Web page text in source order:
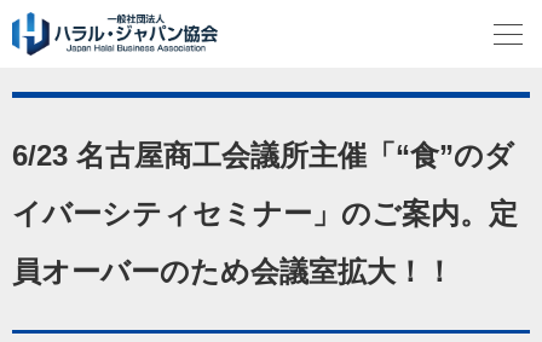
6/23 名古屋商工会議所主催「“食”のダ
イバーシティセミナー」のご案内。定
員オーバーのため会議室拡大！！